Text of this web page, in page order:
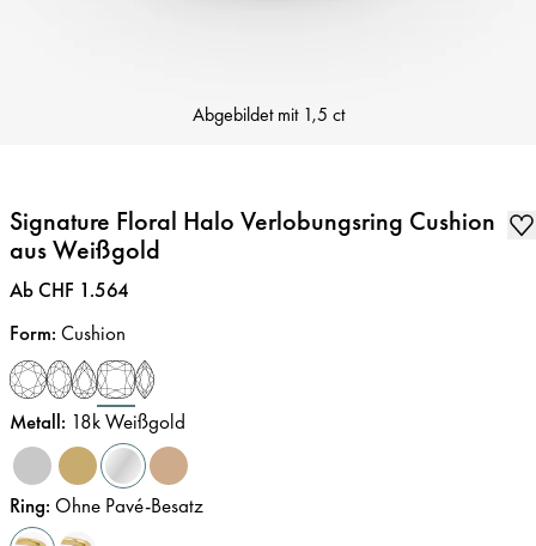
Abgebildet mit 1,5 ct
Signature Floral Halo Verlobungsring Cushion
aus Weißgold
Preis:
Ab CHF 1.564
Form: Cushion
Metall: 18k Weißgold
Ring: Ohne Pavé-Besatz